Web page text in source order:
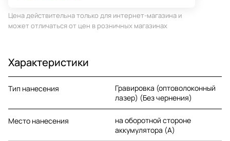
Цена действительна только для интернет-магазина и
может отличаться от цен в розничных магазинах
Характеристики
Тип нанесения
Гравировка (оптоволоконный
лазер) (Без чернения)
Место нанесения
на оборотной стороне
аккумулятора (A)